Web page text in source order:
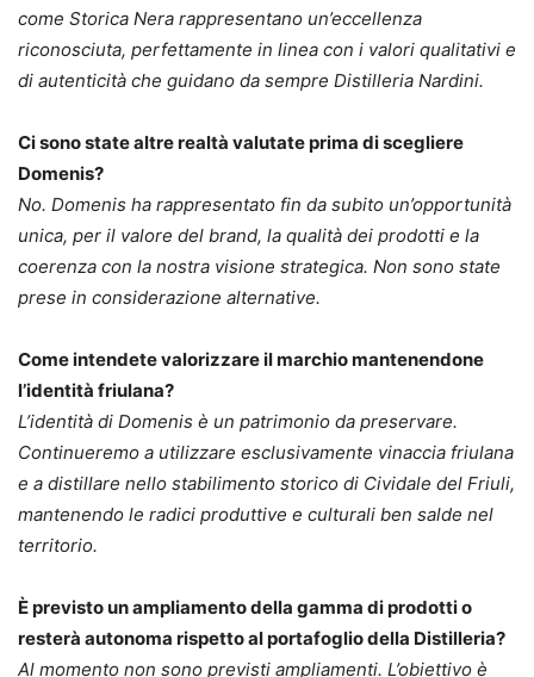
come Storica Nera rappresentano un’eccellenza
riconosciuta, perfettamente in linea con i valori qualitativi e
di autenticità che guidano da sempre Distilleria Nardini.
Ci sono state altre realtà valutate prima di scegliere
Domenis?
No. Domenis ha rappresentato fin da subito un’opportunità
unica, per il valore del brand, la qualità dei prodotti e la
coerenza con la nostra visione strategica. Non sono state
prese in considerazione alternative.
Come intendete valorizzare il marchio mantenendone
l’identità friulana?
L’identità di Domenis è un patrimonio da preservare.
Continueremo a utilizzare esclusivamente vinaccia friulana
e a distillare nello stabilimento storico di Cividale del Friuli,
mantenendo le radici produttive e culturali ben salde nel
territorio.
È previsto un ampliamento della gamma di prodotti o
resterà autonoma rispetto al portafoglio della Distilleria?
Al momento non sono previsti ampliamenti. L’obiettivo è